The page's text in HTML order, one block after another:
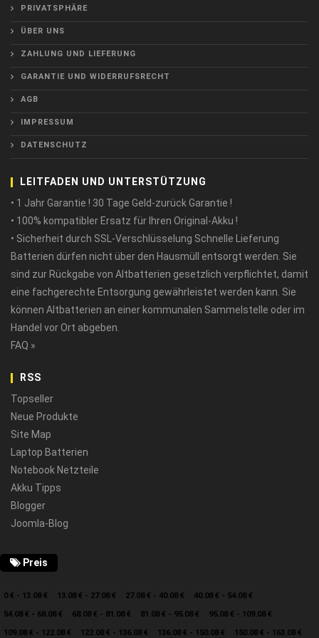
PRIVATSPHÄRE
ÜBER UNS
ZAHLUNG UND LIEFERUNG
GARANTIE UND WIDERRUFSRECHT
AGB
IMPRESSUM
DATENSCHUTZ
LEITFADEN UND UNTERSTÜTZUNG
• 1 Jahr Garantie ! 30 Tage Geld-zurück Garantie !
• 100% kompatibler Ersatz für Ihren Original-Akku !
• Sicherheit durch SSL-Verschlüsselung Schnelle Lieferung
Batterien dürfen nicht über den Hausmüll entsorgt werden. Sie
sind zur Rückgabe von Altbatterien gesetzlich verpflichtet, damit
eine fachgerechte Entsorgung gewährleistet werden kann. Sie
können Altbatterien an einer kommunalen Sammelstelle oder im
Handel vor Ort abgeben.
FAQ »
RSS
Topseller
Neue Produkte
Site Map
Laptop Batterien
Notebook Netzteile
Akku Tipps
Blogger
Joomla-Blog
Preis
0 € - 13.08 € 13.08 € - 27.08 € 27.08 € - 40.08 €
40.08 € - 54.08 €
54.08 € - 68.08 €
68.08 € - 81.08 € 81.08 € - 95.08 €
95.08 € - 109.08 €
109.08 € - 122.08 €
122.08 € - 136.08 € 136.08 € - 150.08 € 150.08 € - 163.08 €